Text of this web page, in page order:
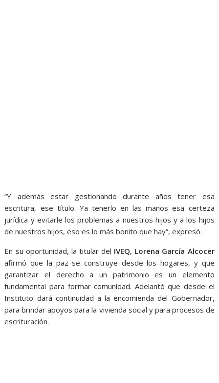
“Y además estar gestionando durante años tener esa
escritura, ese título. Ya tenerlo en las manos esa certeza
jurídica y evitarle los problemas a nuestros hijos y a los hijos
de nuestros hijos, eso es lo más bonito que hay”, expresó.
En su oportunidad, la titular del IVEQ, Lorena García Alcocer
afirmó que la paz se construye desde los hogares, y que
garantizar el derecho a un patrimonio es un elemento
fundamental para formar comunidad. Adelantó que desde el
Instituto dará continuidad a la encomienda del Gobernador,
para brindar apoyos para la vivienda social y para procesos de
escrituración.